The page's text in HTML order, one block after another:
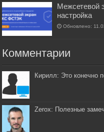
Межсетевой
настройка
Обновлено:
Комментарии
Кирилл: Это конечно
Zerox: Полезные